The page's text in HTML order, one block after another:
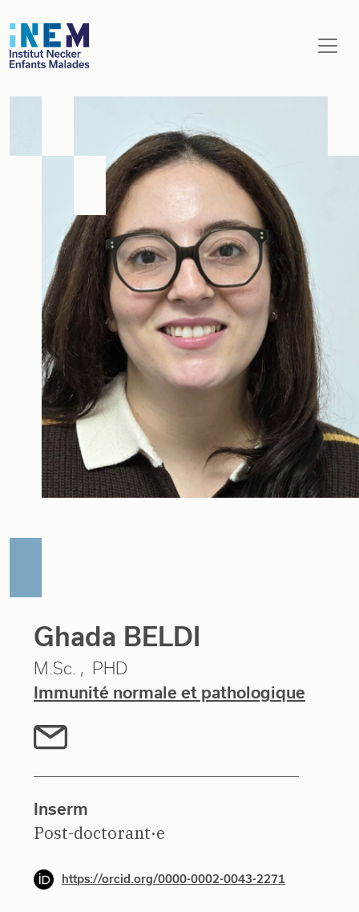
Aller au contenu principal
Ghada BELDI
M.Sc.
PHD
Immunité normale et pathologique
Inserm
Post-doctorant·e
https://orcid.org/0000-0002-0043-2271